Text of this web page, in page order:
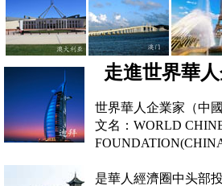
走進世界華
世界華人企業家（中
文名：WORLD
是華人經濟圈中头部